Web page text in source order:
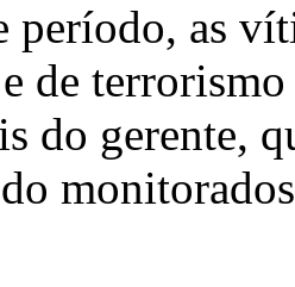
período, as
de
do gerente,